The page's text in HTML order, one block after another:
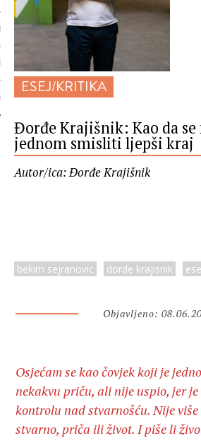
ESEJ/KRITIKA
Đorđe Krajišnik: Kao da se
jednom smisliti ljepši kraj
Autor/ica: Đorđe Krajišnik
bekim sejranovic dorde krajisnik
Objavljeno:
Osjećam se kao čovjek koji je
nekakvu priču, ali nije uspio, jer
kontrolu nad stvarnošću. Nije
stvarno, priča ili život. I piše li